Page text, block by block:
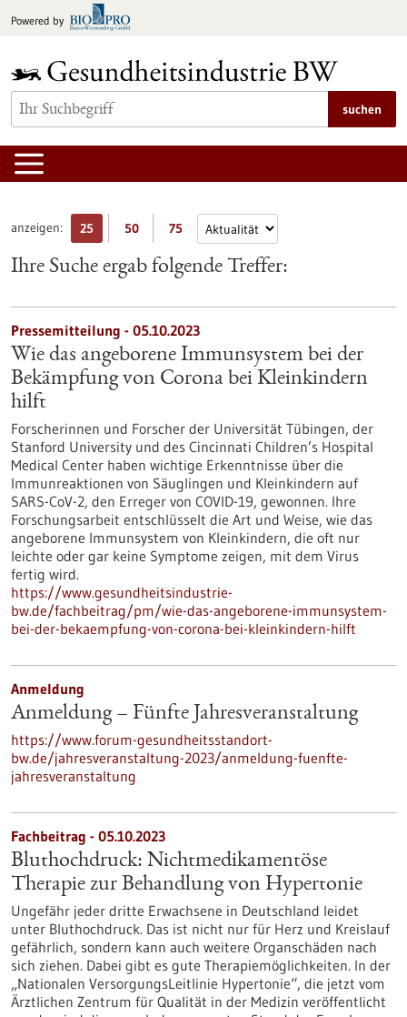
Inhalt
Powered by
suchen
anzeigen: 25 50 75
Ihre Suche ergab folgende Treffer:
Pressemitteilung - 05.10.2023
Wie das angeborene Immunsystem bei der
Bekämpfung von Corona bei Kleinkindern
hilft
Forscherinnen und Forscher der Universität Tübingen, der
Stanford University und des Cincinnati Children’s Hospital
Medical Center haben wichtige Erkenntnisse über die
Immunreaktionen von Säuglingen und Kleinkindern auf
SARS-CoV-2, den Erreger von COVID-19, gewonnen. Ihre
Forschungsarbeit entschlüsselt die Art und Weise, wie das
angeborene Immunsystem von Kleinkindern, die oft nur
leichte oder gar keine Symptome zeigen, mit dem Virus
fertig wird.
https://www.gesundheitsindustrie-
bw.de/fachbeitrag/pm/wie-das-angeborene-immunsystem-
bei-der-bekaempfung-von-corona-bei-kleinkindern-hilft
Anmeldung
Anmeldung – Fünfte Jahresveranstaltung
https://www.forum-gesundheitsstandort-
bw.de/jahresveranstaltung-2023/anmeldung-fuenfte-
jahresveranstaltung
Fachbeitrag - 05.10.2023
Bluthochdruck: Nichtmedikamentöse
Therapie zur Behandlung von Hypertonie
Ungefähr jeder dritte Erwachsene in Deutschland leidet
unter Bluthochdruck. Das ist nicht nur für Herz und Kreislauf
gefährlich, sondern kann auch weitere Organschäden nach
sich ziehen. Dabei gibt es gute Therapiemöglichkeiten. In der
„Nationalen VersorgungsLeitlinie Hypertonie“, die jetzt vom
Ärztlichen Zentrum für Qualität in der Medizin veröffentlicht